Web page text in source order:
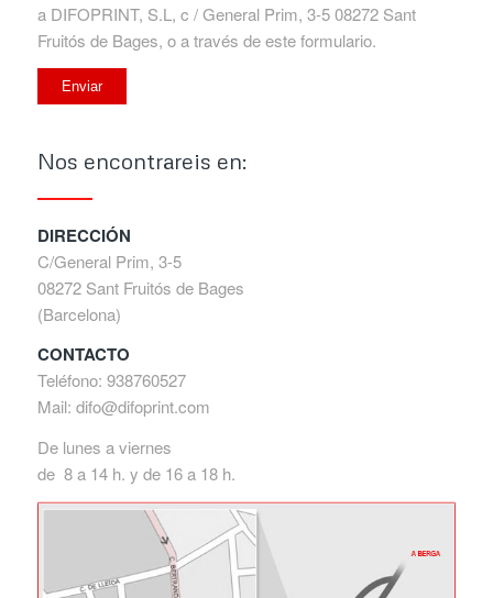
a DIFOPRINT, S.L, c / General Prim, 3-5 08272 Sant
Fruitós de Bages, o a través de este formulario.
Nos encontrareis en:
DIRECCIÓN
C/General Prim, 3-5
08272 Sant Fruitós de Bages
(Barcelona)
CONTACTO
Teléfono: 938760527
Mail: difo@difoprint.com
De lunes a viernes
de 8 a 14 h. y de 16 a 18 h.